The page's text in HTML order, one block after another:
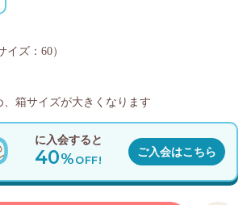
に入会すると
40%OFF!
ご入会はこちら
イズ：60）
箱サイズが大きくなります